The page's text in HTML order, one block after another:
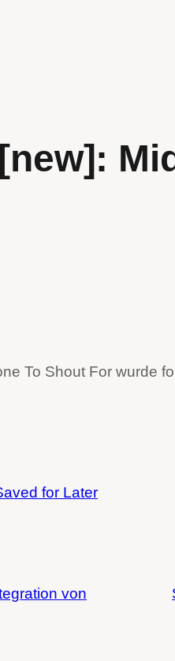
To Shout For wurde
for Later
von